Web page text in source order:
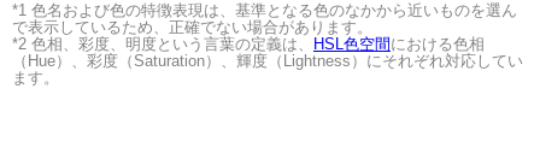
*1 色名および色の特徴表現は、基準となる色のなかから近いものを選ん
で表示しているため、正確でない場合があります。
*2 色相、彩度、明度という言葉の定義は、
HSL色空間 における色相
（Hue）、彩度（Saturation）、輝度（Lightness）にそれぞれ対応してい
ます。